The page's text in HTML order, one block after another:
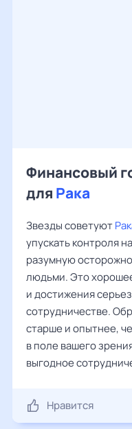
Финансовый
для Рака
Звезды советуют
упускать контроля
разумную
людьми. Это
и достижения
сотрудничестве.
старше и опытнее,
в поле вашего
выгодное
Нравится